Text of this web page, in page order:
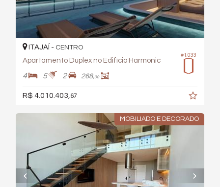
#1.033
ITAJAÍ - CENTRO
Apartamento Duplex no Edifício Harmonic
4 5 2 268,00
R$ 4.010.403,67
MOBILIADO E DECORADO